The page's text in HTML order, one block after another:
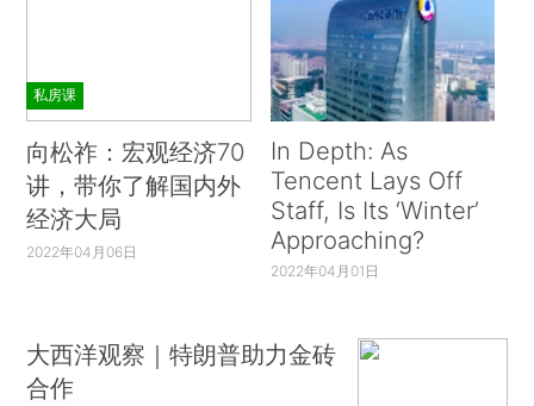
私房课
向松祚：宏观经济70
讲，带你了解国内外
经济大局
2022年04月06日
In Depth: As
Tencent Lays Off
Staff, Is Its ‘Winter’
Approaching?
2022年04月01日
大西洋观察｜特朗普助力金砖
合作